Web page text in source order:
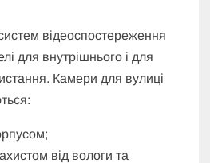
відеоспостереження
для внутрішнього і для
Камери для вулиці
від вологи та